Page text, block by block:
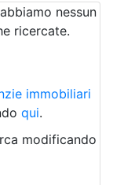
nessun
ricercate.
immobiliari
qui.
modificando